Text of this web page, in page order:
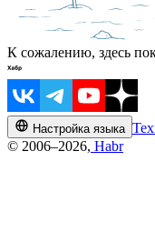
К сожалению, здесь
Настройка языка
© 2006–2026, Habr